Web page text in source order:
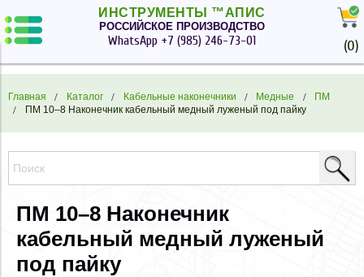
ИНСТРУМЕНТЫ ™АПИС
РОССИЙСКОЕ ПРОИЗВОДСТВО
WhatsApp +7 (985) 246-73-01 (0)
Главная Каталог Кабельные наконечники Медные
ПМ
ПМ 10–8 Наконечник кабельный медный луженый под пайку
ПМ 10–8 Наконечник
кабельный медный луженый
под пайку